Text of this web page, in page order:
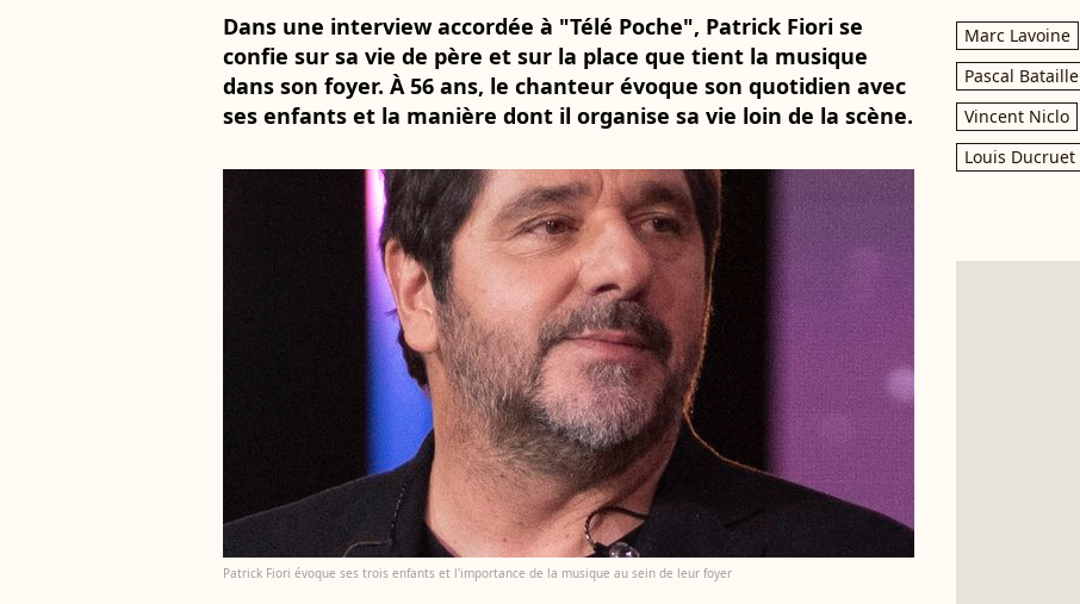
Dans une interview accordée à "Télé Poche", Patrick Fiori se
confie sur sa vie de père et sur la place que tient la musique
dans son foyer. À 56 ans, le chanteur évoque son quotidien avec
ses enfants et la manière dont il organise sa vie loin de la scène.
Patrick Fiori évoque ses trois enfants et l'importance de la musique au sein de leur foyer
Marc Lavoine
Pascal Bataille
Vincent Niclo
Louis Ducruet